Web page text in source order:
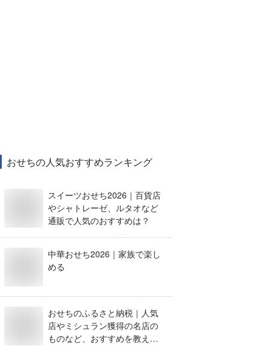
おせちの人気おすすめランキング
スイーツおせち2026｜百貨店
やシャトレーゼ、ルタオなど
通販で人気のおすすめは？
中華おせち2026｜家族で楽し
める
おせちのふるさと納税｜人気
店やミシュラン獲得の名店の
ものなど、おすすめを教え